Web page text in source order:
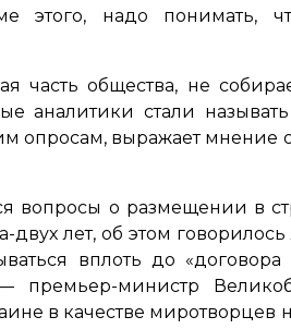
этого, надо понимать,
часть общества, не
аналитики стали
опросам, выражает
вопросы о размещении в
двух лет, об этом
вплоть до
министр
в качестве